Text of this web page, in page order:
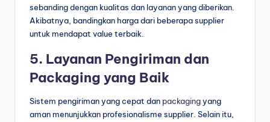
sebanding dengan kualitas dan layanan yang diberikan.
Akibatnya, bandingkan harga dari beberapa supplier
untuk mendapat value terbaik.
5. Layanan Pengiriman dan
Packaging yang Baik
Sistem pengiriman yang cepat dan packagingyang
aman menunjukkan profesionalisme supplier. Selain itu,